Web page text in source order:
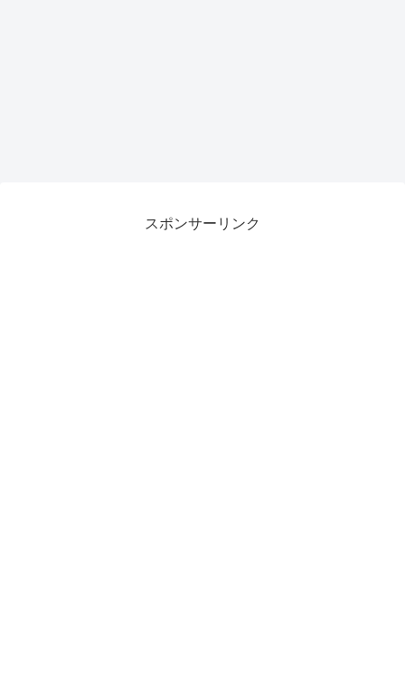
スポンサーリンク